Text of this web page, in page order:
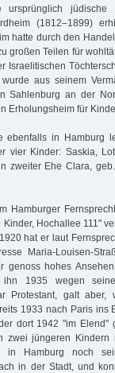
jüdische
(1812–1899)
hatte durch den
großen Teilen für
Israelitischen
aus seinem
Sahlenburg an der
Erholungsheim für
ebenfalls in Hamburg
vier Kinder: Saskia,
zweiter Ehe Clara,
Hamburger
Hochallee 111"
hat er laut
Maria-Louisen-
genoss hohes
ihn 1935 wegen
Protestant, galt aber,
1933 nach Paris ins
dort 1942 "im Elend"
zwei jüngeren Kindern
Hamburg noch
in der Stadt, und